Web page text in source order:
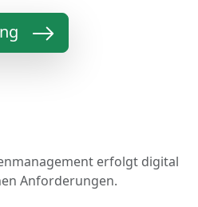
erfolgt digital
Anforderungen.